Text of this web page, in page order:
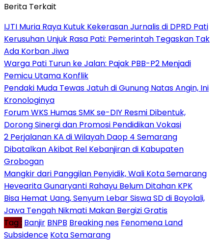
Berita Terkait
IJTI Muria Raya Kutuk Kekerasan Jurnalis di DPRD Pati
Kerusuhan Unjuk Rasa Pati: Pemerintah Tegaskan Tak
Ada Korban Jiwa
Warga Pati Turun ke Jalan: Pajak PBB-P2 Menjadi
Pemicu Utama Konflik
Pendaki Muda Tewas Jatuh di Gunung Natas Angin, Ini
Kronologinya
Forum WKS Humas SMK se-DIY Resmi Dibentuk,
Dorong Sinergi dan Promosi Pendidikan Vokasi
2 Perjalanan KA di Wilayah Daop 4 Semarang
Dibatalkan Akibat Rel Kebanjiran di Kabupaten
Grobogan
Mangkir dari Panggilan Penyidik, Wali Kota Semarang
Hevearita Gunaryanti Rahayu Belum Ditahan KPK
Bisa Hemat Uang, Senyum Lebar Siswa SD di Boyolali,
Jawa Tengah Nikmati Makan Bergizi Gratis
Tag : Banjir BNPB Breaking nes Fenomena Land
Subsidence Kota Semarang